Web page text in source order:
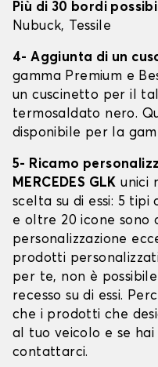
Più di 30 bordi
Nubuck, Tessile
4- Aggiunta di un
gamma Premium e
un cuscinetto per il
termosaldato nero.
disponibile per la
5- Ricamo
MERCEDES GLK unici
scelta su di essi: 5
e oltre 20 icone sono
personalizzazione
prodotti
per te, non è
recesso su di essi.
che i prodotti che
al tuo veicolo e se
contattarci.